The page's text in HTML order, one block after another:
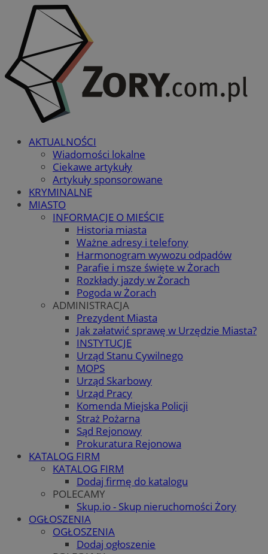
AKTUALNOŚCI
Wiadomości lokalne
Ciekawe artykuły
Artykuły sponsorowane
KRYMINALNE
MIASTO
INFORMACJE O MIEŚCIE
Historia miasta
Ważne adresy i telefony
Harmonogram wywozu odpadów
Parafie i msze święte w Żorach
Rozkłady jazdy w Żorach
Pogoda w Żorach
ADMINISTRACJA
Prezydent Miasta
Jak załatwić sprawę w Urzędzie Miasta?
INSTYTUCJE
Urząd Stanu Cywilnego
MOPS
Urząd Skarbowy
Urząd Pracy
Komenda Miejska Policji
Straż Pożarna
Sąd Rejonowy
Prokuratura Rejonowa
KATALOG FIRM
KATALOG FIRM
Dodaj firmę do katalogu
POLECAMY
Skup.io - Skup nieruchomości Żory
OGŁOSZENIA
OGŁOSZENIA
Dodaj ogłoszenie